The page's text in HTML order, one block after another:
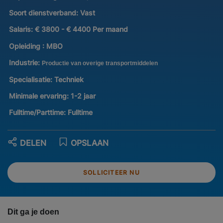
Soort dienstverband: Vast
Salaris: € 3800 - € 4400 Per maand
Opleiding : MBO
Industrie: Productie van overige transportmiddelen
Specialisatie: Techniek
Minimale ervaring: 1-2 jaar
Fulltime/Parttime: Fulltime
SOLLICITEER NU
OPSLAAN
DELEN
Dit ga je doen